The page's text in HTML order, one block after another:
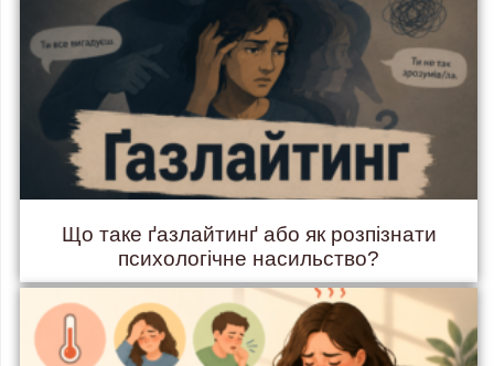
Що таке ґазлайтинґ або як розпізнати
психологічне насильство?